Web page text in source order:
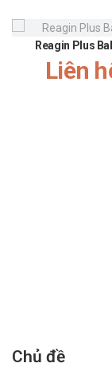
Reagin Plus
Liên
Chủ đề